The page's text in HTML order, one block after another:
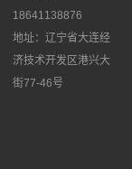
18641138876
地址：辽宁省大连经
济技术开发区港兴大
街77-46号